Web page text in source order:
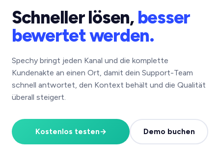
Schneller lösen, besser
bewertet werden.
Spechy bringt jeden Kanal und die komplette
Kundenakte an einen Ort, damit dein Support-Team
schnell antwortet, den Kontext behält und die Qualität
überall steigert.
Kostenlos testen→ Demo buchen